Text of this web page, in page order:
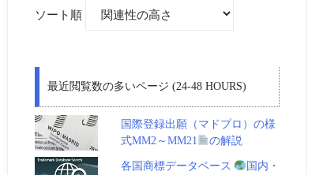
ソート順
最近閲覧数の多いページ (24-48 HOURS)
国際登録出願（マドプロ）の様
式MM2～MM21
の解説
各国商標データベース
国内・